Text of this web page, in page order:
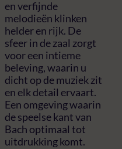
en verfijnde
melodieën klinken
helder en rijk. De
sfeer in de zaal zorgt
voor een intieme
beleving, waarin u
dicht op de muziek zit
en elk detail ervaart.
Een omgeving waarin
de speelse kant van
Bach optimaal tot
uitdrukking komt.